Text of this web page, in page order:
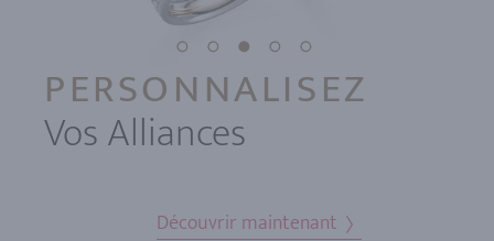
PERSONNALISEZ
Vos Alliances
Découvrir maintenant